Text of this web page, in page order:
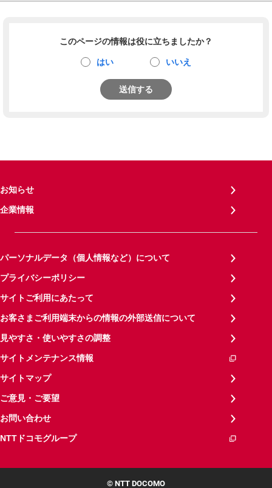
このページの情報は役に立ちましたか？
はい いいえ
送信する
お知らせ
企業情報
パーソナルデータ（個人情報など）について
プライバシーポリシー
サイトご利用にあたって
お客さまご利用端末からの情報の外部送信について
見やすさ・使いやすさの調整
サイトメンテナンス情報
サイトマップ
ご意見・ご要望
お問い合わせ
NTTドコモグループ
© NTT DOCOMO